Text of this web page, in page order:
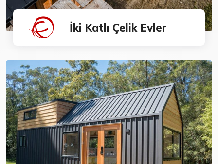
İki Katlı Çelik Evler